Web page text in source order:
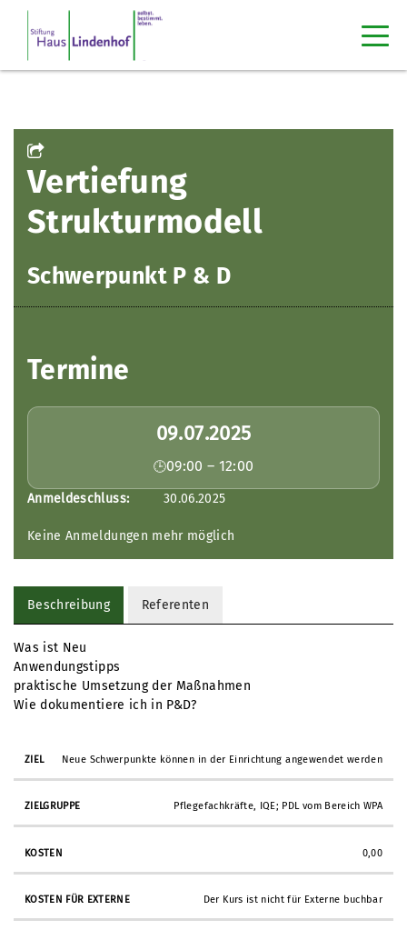
Vertiefung
Strukturmodell
Schwerpunkt P & D
Termine
09.07.2025
09:00 – 12:00
Anmeldeschluss: 30.06.2025
Keine Anmeldungen mehr möglich
Beschreibung Referenten
Was ist Neu
Anwendungstipps
praktische Umsetzung der Maßnahmen
Wie dokumentiere ich in P&D?
Neue Schwerpunkte können in der Einrichtung angewendet werden
Pflegefachkräfte, IQE; PDL vom Bereich WPA
0,00
Der Kurs ist nicht für Externe buchbar